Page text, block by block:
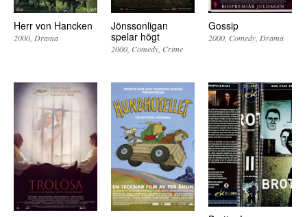
Herr von Hancken
2000 Drama
Jönssonligan
spelar högt
2000 Comedy Crime
Gossip
2000 Comedy Drama